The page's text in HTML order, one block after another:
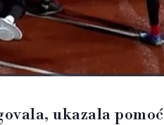
ukazala